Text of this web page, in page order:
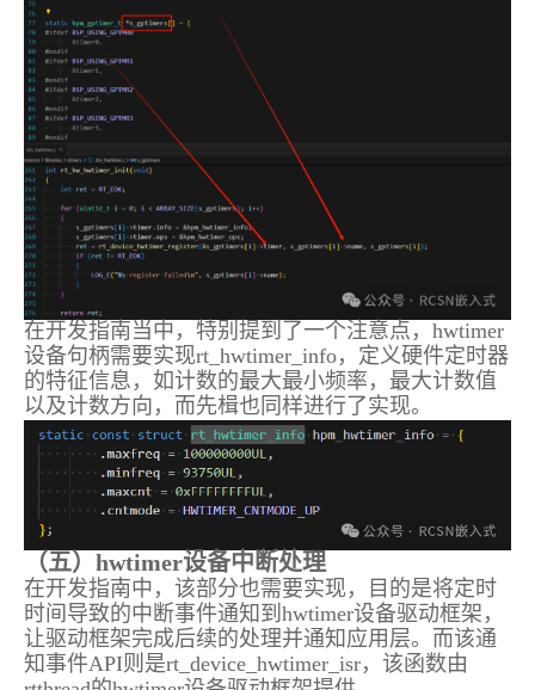
在开发指南当中，特别提到了一个注意点，hwtimer
设备句柄需要实现rt_hwtimer_info，定义硬件定时器
的特征信息，如计数的最大最小频率，最大计数值
以及计数方向，而先楫也同样进行了实现。
（五）hwtimer设备中断处理
在开发指南中，该部分也需要实现，目的是将定时
时间导致的中断事件通知到hwtimer设备驱动框架，
让驱动框架完成后续的处理并通知应用层。而该通
知事件API则是rt_device_hwtimer_isr，该函数由